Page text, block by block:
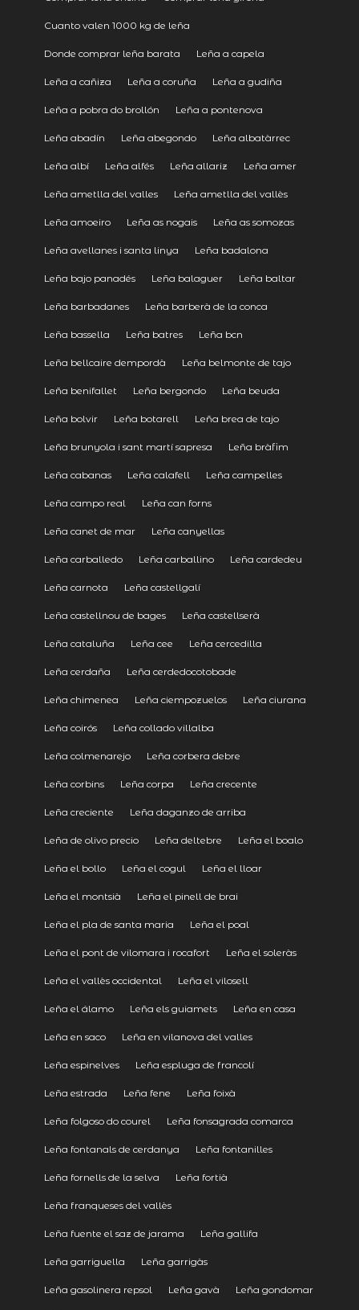
Cuanto valen 1000 kg de leña
Donde comprar leña barata Leña a capela
Leña a cañiza Leña a coruña Leña a gudiña
Leña a pobra do brollón Leña a pontenova
Leña abadín Leña abegondo Leña albatàrrec
Leña albí Leña alfés Leña allariz Leña amer
Leña ametlla del valles Leña ametlla del vallès
Leña amoeiro Leña as nogais Leña as somozas
Leña avellanes i santa linya Leña badalona
Leña bajo panadés Leña balaguer Leña baltar
Leña barbadanes Leña barberà de la conca
Leña bassella Leña batres Leña bcn
Leña bellcaire dempordà Leña belmonte de tajo
Leña benifallet Leña bergondo Leña beuda
Leña bolvir Leña botarell Leña brea de tajo
Leña brunyola i sant martí sapresa Leña bràfim
Leña cabanas Leña calafell Leña campelles
Leña campo real Leña can forns
Leña canet de mar Leña canyellas
Leña carballedo Leña carballino Leña cardedeu
Leña carnota Leña castellgalí
Leña castellnou de bages Leña castellserà
Leña cataluña Leña cee Leña cercedilla
Leña cerdaña Leña cerdedocotobade
Leña chimenea Leña ciempozuelos Leña ciurana
Leña coirós Leña collado villalba
Leña colmenarejo Leña corbera debre
Leña corbins Leña corpa Leña crecente
Leña creciente Leña daganzo de arriba
Leña de olivo precio Leña deltebre Leña el boalo
Leña el bollo Leña el cogul Leña el lloar
Leña el montsià Leña el pinell de brai
Leña el pla de santa maria Leña el poal
Leña el pont de vilomara i rocafort Leña el soleràs
Leña el vallès occidental Leña el vilosell
Leña el álamo Leña els guiamets Leña en casa
Leña en saco Leña en vilanova del valles
Leña espinelves Leña espluga de francolí
Leña estrada Leña fene Leña foixà
Leña folgoso do courel Leña fonsagrada comarca
Leña fontanals de cerdanya Leña fontanilles
Leña fornells de la selva Leña fortià
Leña franqueses del vallès
Leña fuente el saz de jarama Leña gallifa
Leña garriguella Leña garrigàs
Leña gasolinera repsol Leña gavà Leña gondomar